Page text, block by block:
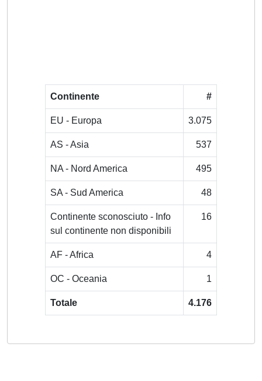
Continente #
EU - Europa 3.075
AS - Asia 537
NA - Nord America 495
SA - Sud America 48
Continente sconosciuto - Info
sul continente non disponibili
16
AF - Africa 4
OC - Oceania 1
Totale 4.176